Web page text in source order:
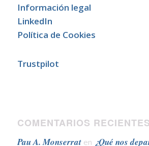
Información legal
LinkedIn
Política de Cookies
Trustpilot
COMENTARIOS RECIENTES
Pau A. Monserraten ¿Qué nos